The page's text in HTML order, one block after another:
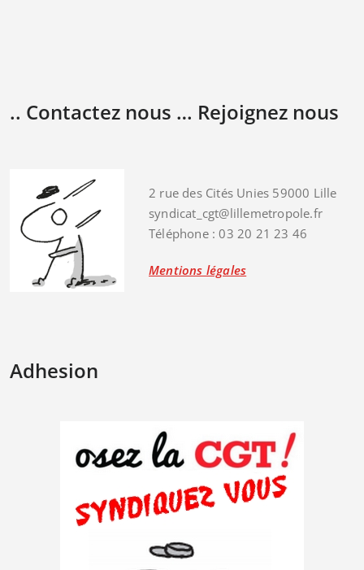
.. Contactez nous … Rejoignez nous
2 rue des Cités Unies 59000 Lille
syndicat_cgt@lillemetropole.fr
Téléphone : 03 20 21 23 46
Mentions légales
Adhesion